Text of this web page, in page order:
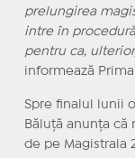
prelungirea
intre în
pentru ca,
informează
Spre finalul lunii
Băluță anunța că
de pe Magistrala